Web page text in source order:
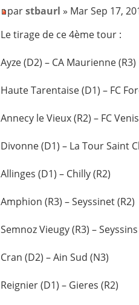
parstbaurl » Mar Sep 17,
Le tirage de ce 4ème tour :
Ayze (D2) – CA Maurienne (R3)
Haute Tarentaise (D1) – FC
Annecy le Vieux (R2) – FC
Divonne (D1) – La Tour Saint
Allinges (D1) – Chilly (R2)
Amphion (R3) – Seyssinet (R2)
Semnoz Vieugy (R3) –
Cran (D2) – Ain Sud (N3)
Reignier (D1) – Gieres (R2)